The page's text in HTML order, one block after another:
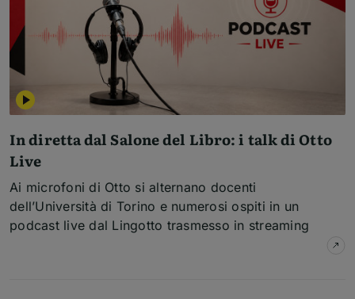
In diretta dal Salone del Libro: i talk di Otto
Live
Ai microfoni di Otto si alternano docenti
dell’Università di Torino e numerosi ospiti in un
podcast live dal Lingotto trasmesso in streaming
su